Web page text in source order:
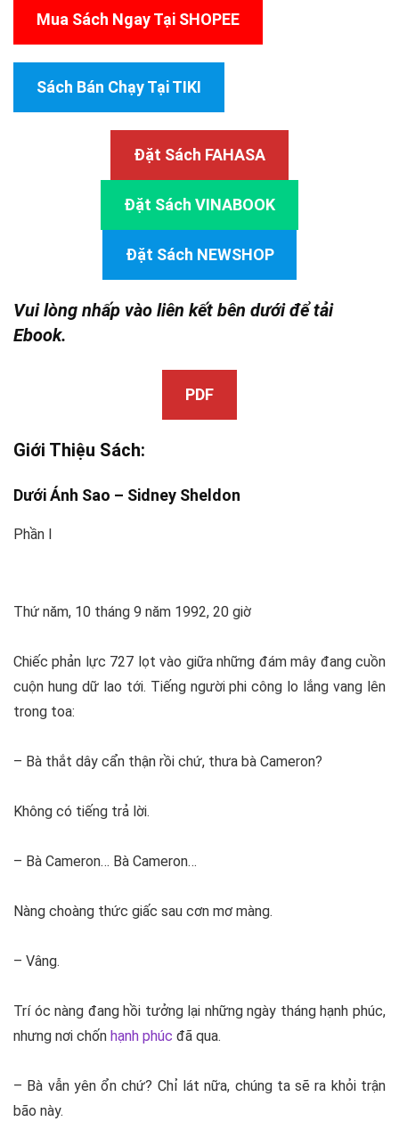
Mua Sách Ngay Tại SHOPEE
Sách Bán Chạy Tại TIKI
Đặt Sách FAHASA
Đặt Sách VINABOOK
Đặt Sách NEWSHOP
Vui lòng nhấp vào liên kết bên dưới để tải
Ebook.
PDF
Giới Thiệu Sách:
Dưới Ánh Sao – Sidney Sheldon
Phần I
Thứ năm, 10 tháng 9 năm 1992, 20 giờ
Chiếc phản lực 727 lọt vào giữa những đám mây đang cuồn
cuộn hung dữ lao tới. Tiếng người phi công lo lắng vang lên
trong toa:
– Bà thắt dây cẩn thận rồi chứ, thưa bà Cameron?
Không có tiếng trả lời.
– Bà Cameron… Bà Cameron…
Nàng choàng thức giấc sau cơn mơ màng.
– Vâng.
Trí óc nàng đang hồi tưởng lại những ngày tháng hạnh phúc,
nhưng nơi chốn hạnh phúc đã qua.
– Bà vẫn yên ổn chứ? Chỉ lát nữa, chúng ta sẽ ra khỏi trận
bão này.